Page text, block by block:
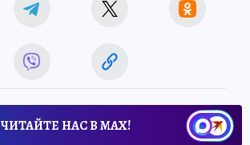
ЧИТАЙТЕ НАС В МАХ!